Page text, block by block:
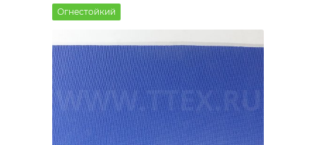
Огнестойкий